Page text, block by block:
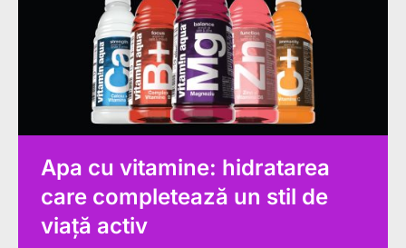
Apa cu vitamine: hidratarea
care completează un stil de
viață activ